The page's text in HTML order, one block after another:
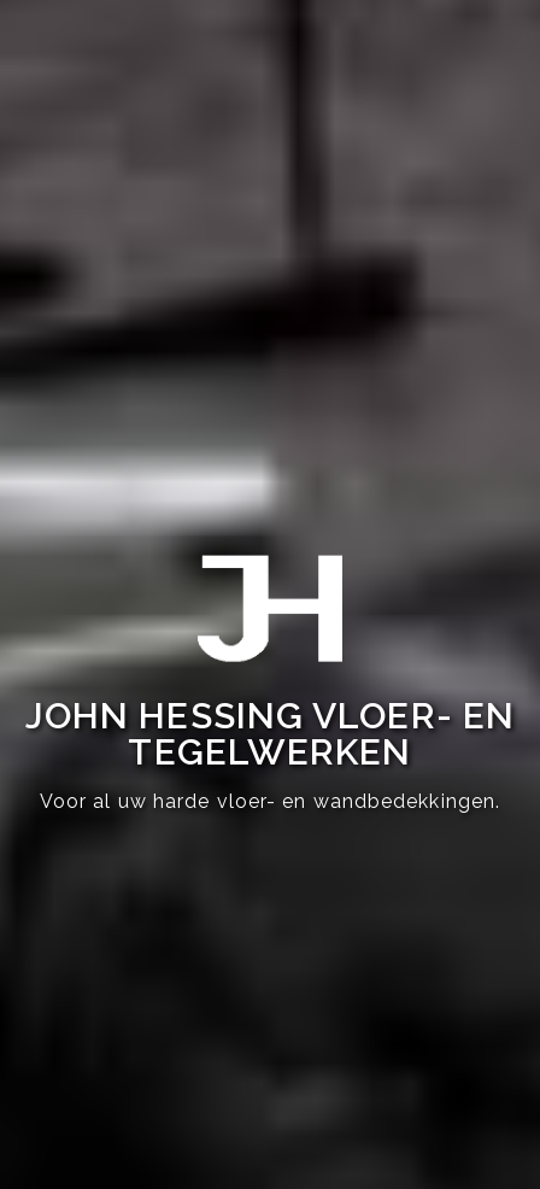
JOHN HESSING VLOER- EN
TEGELWERKEN
Voor al uw harde vloer- en wandbedekkingen.